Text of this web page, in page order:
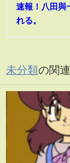
速報！八田與
れる。
未分類の関